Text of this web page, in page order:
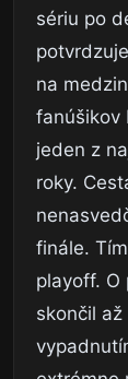
sériu po
na
fanúšikov
jeden z
roky.
finále.
playoff. O
skončil